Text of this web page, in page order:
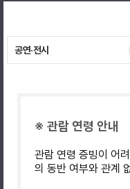
공연·전시
※ 관람 연령 안내
관람 연령 증빙이 어
의 동반 여부와 관계